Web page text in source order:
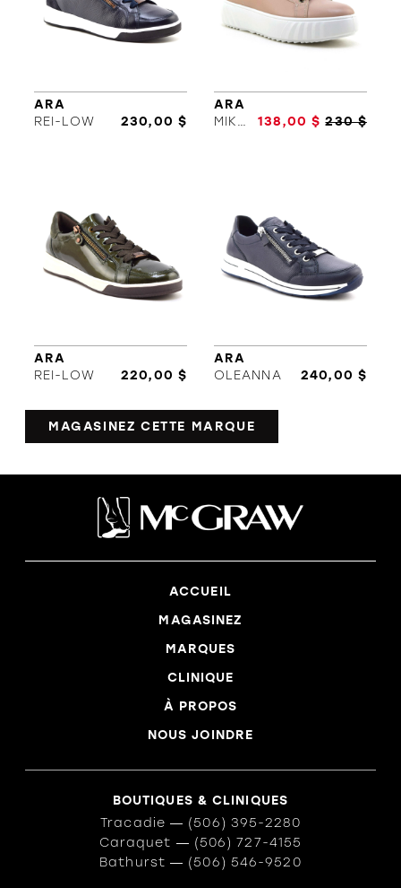
ARA
REI-LOW
230,00 $
ARA
MIKKY
138,00 $ 230 $
ARA
REI-LOW
220,00 $
ARA
OLEANNA
240,00 $
MAGASINEZ CETTE MARQUE
ACCUEIL
MAGASINEZ
MARQUES
CLINIQUE
À PROPOS
NOUS JOINDRE
BOUTIQUES & CLINIQUES
Tracadie ― (506) 395-2280
Caraquet ― (506) 727-4155
Bathurst ― (506) 546-9520